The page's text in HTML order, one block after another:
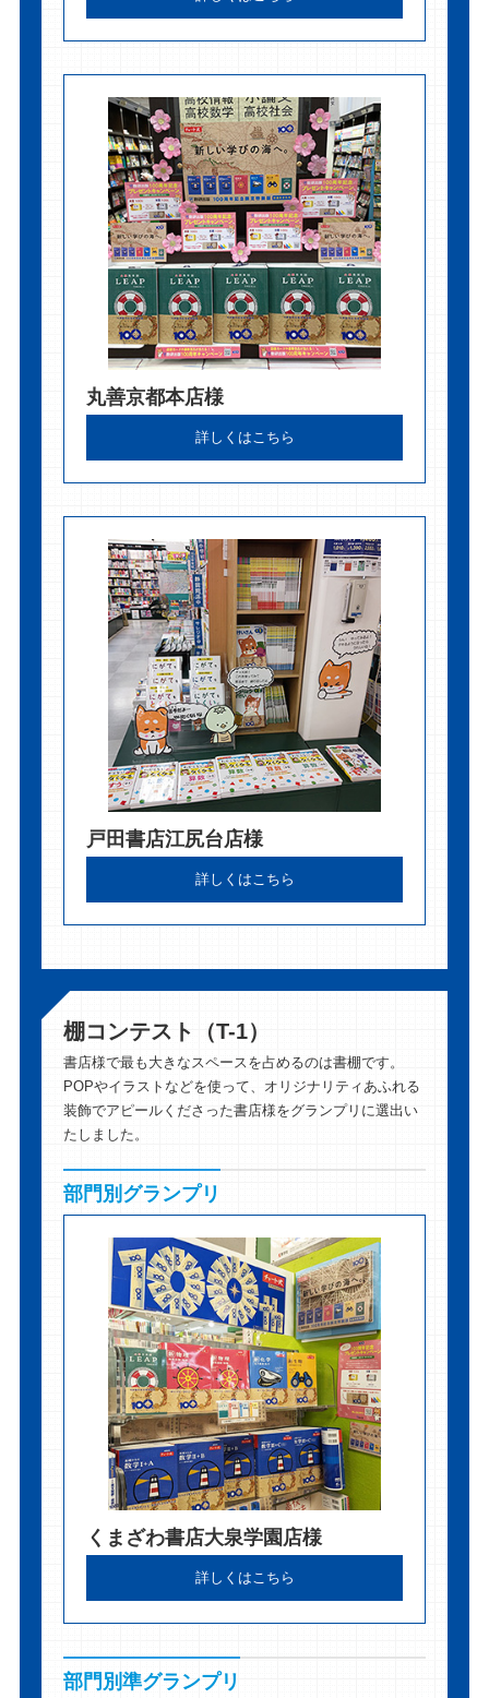
丸善京都本店様
詳しくはこちら
戸田書店江尻台店様
詳しくはこちら
棚コンテスト（T-1）
書店様で最も大きなスペースを占めるのは書棚です。
POPやイラストなどを使って、オリジナリティあふれる
装飾でアピールくださった書店様をグランプリに選出い
たしました。
部門別グランプリ
くまざわ書店大泉学園店様
詳しくはこちら
部門別準グランプリ